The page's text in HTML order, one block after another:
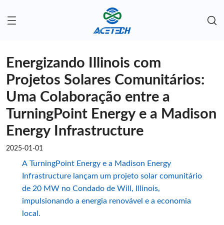
Energizando Illinois com
Projetos Solares Comunitários:
Uma Colaboração entre a
TurningPoint Energy e a Madison
Energy Infrastructure
2025-01-01
A TurningPoint Energy e a Madison Energy
Infrastructure lançam um projeto solar comunitário
de 20 MW no Condado de Will, Illinois,
impulsionando a energia renovável e a economia
local.